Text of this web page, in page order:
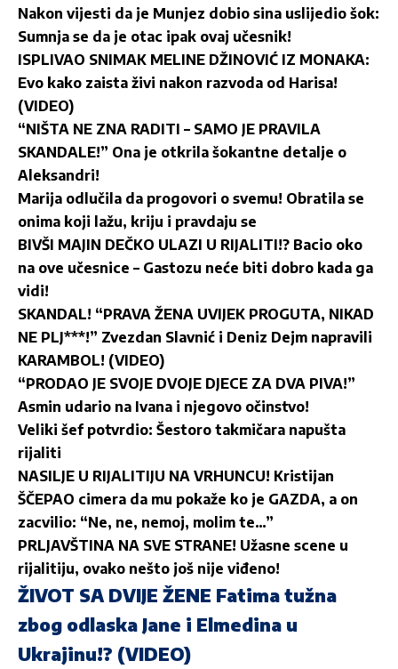
Nakon vijesti da je Munjez dobio sina uslijedio šok:
Sumnja se da je otac ipak ovaj učesnik!
ISPLIVAO SNIMAK MELINE DŽINOVIĆ IZ MONAKA:
Evo kako zaista živi nakon razvoda od Harisa!
(VIDEO)
“NIŠTA NE ZNA RADITI – SAMO JE PRAVILA
SKANDALE!” Ona je otkrila šokantne detalje o
Aleksandri!
Marija odlučila da progovori o svemu! Obratila se
onima koji lažu, kriju i pravdaju se
BIVŠI MAJIN DEČKO ULAZI U RIJALITI!? Bacio oko
na ove učesnice – Gastozu neće biti dobro kada ga
vidi!
SKANDAL! “PRAVA ŽENA UVIJEK PROGUTA, NIKAD
NE PLJ***!” Zvezdan Slavnić i Deniz Dejm napravili
KARAMBOL! (VIDEO)
“PRODAO JE SVOJE DVOJE DJECE ZA DVA PIVA!”
Asmin udario na Ivana i njegovo očinstvo!
Veliki šef potvrdio: Šestoro takmičara napušta
rijaliti
NASILJE U RIJALITIJU NA VRHUNCU! Kristijan
ŠČEPAO cimera da mu pokaže ko je GAZDA, a on
zacvilio: “Ne, ne, nemoj, molim te…”
PRLJAVŠTINA NA SVE STRANE! Užasne scene u
rijalitiju, ovako nešto još nije viđeno!
ŽIVOT SA DVIJE ŽENE Fatima tužna
zbog odlaska Jane i Elmedina u
Ukrajinu!? (VIDEO)